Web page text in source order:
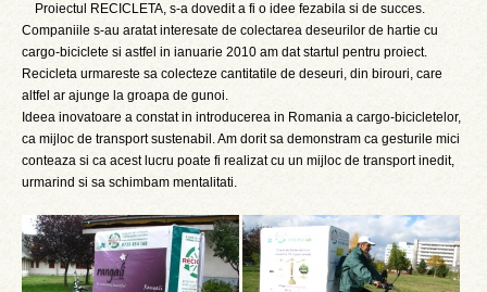
Proiectul RECICLETA, s-a dovedit a fi o idee fezabila si de succes.
Companiile s-au aratat interesate de colectarea deseurilor de hartie cu
cargo-biciclete si astfel in ianuarie 2010 am dat startul pentru proiect.
Recicleta urmareste sa colecteze cantitatile de deseuri, din birouri, care
altfel ar ajunge la groapa de gunoi.
Ideea inovatoare a constat in introducerea in Romania a cargo-bicicletelor,
ca mijloc de transport sustenabil. Am dorit sa demonstram ca gesturile mici
conteaza si ca acest lucru poate fi realizat cu un mijloc de transport inedit,
urmarind si sa schimbam mentalitati.